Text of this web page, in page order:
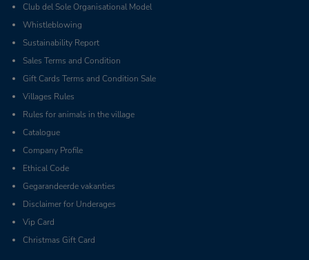
Club del Sole Organisational Model
Whistleblowing
Sustainability Report
Sales Terms and Condition
Gift Cards Terms and Condition Sale
Villages Rules
Rules for animals in the village
Catalogue
Company Profile
Ethical Code
Gegarandeerde vakanties
Disclaimer for Underages
Vip Card
Christmas Gift Card